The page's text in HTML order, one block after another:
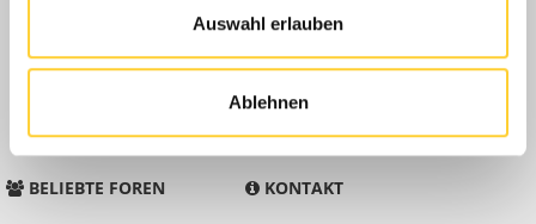
Auswahl erlauben
Ablehnen
Anleitungen
FAQ
Community Regeln
BELIEBTE FOREN KONTAKT